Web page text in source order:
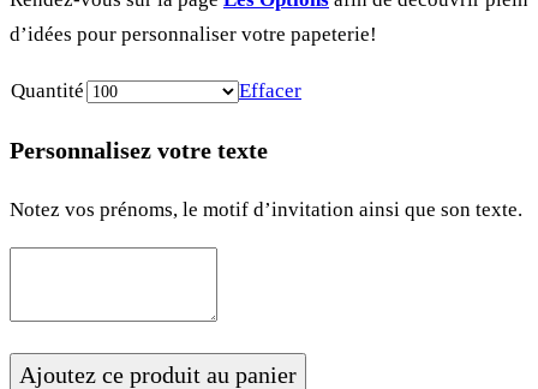
d’idées pour personnaliser votre papeterie!
Quantité Effacer
Personnalisez votre texte
Notez vos prénoms, le motif d’invitation ainsi que son texte.
quantité
Ajoutez ce produit au panier